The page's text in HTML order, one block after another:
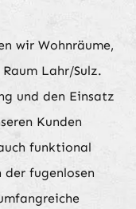
wir Wohnräume,
Lahr/Sulz.
und den Einsatz
Kunden
funktional
der fugenlosen